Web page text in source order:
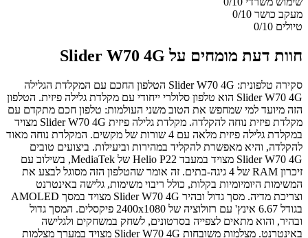
מעקב כושר 0/10
טיולים 0/10
חוות דעת מומחים על Slider W70 4G
סקירה טלפונית: Slider W70 4G הטלפון החכם עם המקלדת הגלילה
Slider W70 4G הוא טלפון סלולרי ייחודי עם מקלדת גלילה פיזית. הטלפון
הזה מיועד למי שמחפש את הטוב משני העולמות: טלפון חכם מתקדם עם
מקלדת פיזית נוחה להקלדה. מקלדת גלילה פיזית Slider W70 4G מצויד
במקלדת גלילה פיזית מלאה עם 4 שורות של מקשים. המקלדת נוחה מאוד
להקלדה, והיא מאפשרת להקליד במהירות וביעילות. ביצועים טובים
Slider W70 4G מצויד במעבד Helio P22 של MediaTek, בשילוב עם
זיכרון RAM של 4 גיגה-בתים. זה אומר שהטלפון הזה מסוגל לבצע את
המשימות היומיומיות בקלות, כולל ריבוי משימות, גלישה באינטרנט
וצריכת מדיה. מסך גדול ובהיר Slider W70 4G מצויד במסך AMOLED
בגודל 6.67 אינץ' עם רזולוציה של 2400x1080 פיקסלים. המסך גדול
ובהיר, והוא מתאים לצפייה בסרטונים, לשחק במשחקים ולגלישה
באינטרנט. מצלמות משובחות Slider W70 4G מצויד במערך מצלמות